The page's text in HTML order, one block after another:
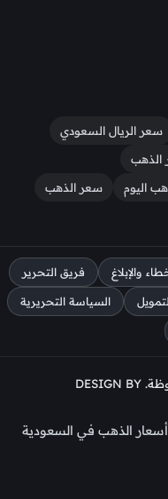
سعر الريال السعودي
الذهب
اليوم سعر الذهب
والإبلاغ فريق التحرير
السياسة التحريرية
© 2026 اليمن الغد — جميع الحقوق محفوظة. DESIGN BY
أسعار الذهب في السعودية